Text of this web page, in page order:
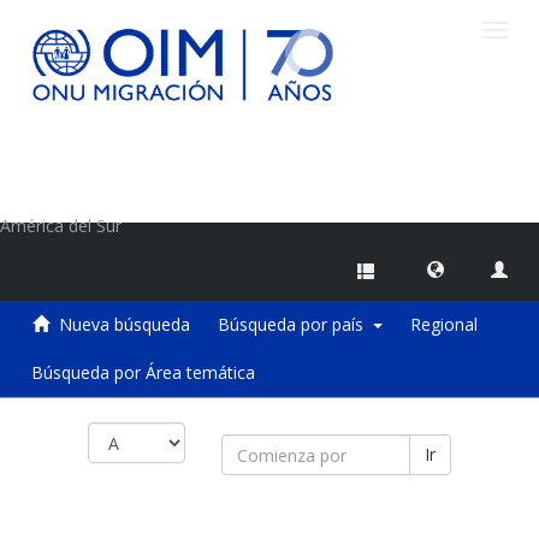
América del Sur
Nueva búsqueda Búsqueda por país Regional
Búsqueda por Área temática
Ir